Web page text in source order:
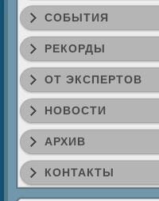
СОБЫТИЯ
РЕКОРДЫ
ОТ ЭКСПЕРТОВ
НОВОСТИ
АРХИВ
КОНТАКТЫ